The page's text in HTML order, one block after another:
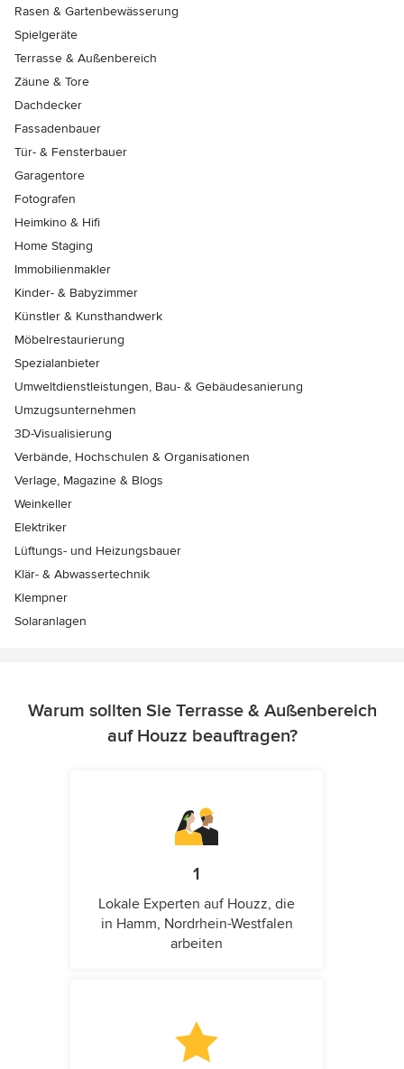
Rasen & Gartenbewässerung
Spielgeräte
Terrasse & Außenbereich
Zäune & Tore
Dachdecker
Fassadenbauer
Tür- & Fensterbauer
Garagentore
Fotografen
Heimkino & Hifi
Home Staging
Immobilienmakler
Kinder- & Babyzimmer
Künstler & Kunsthandwerk
Möbelrestaurierung
Spezialanbieter
Umweltdienstleistungen, Bau- & Gebäudesanierung
Umzugsunternehmen
3D-Visualisierung
Verbände, Hochschulen & Organisationen
Verlage, Magazine & Blogs
Weinkeller
Elektriker
Lüftungs- und Heizungsbauer
Klär- & Abwassertechnik
Klempner
Solaranlagen
Warum sollten Sie Terrasse & Außenbereich
auf Houzz beauftragen?
1
Lokale Experten auf Houzz, die
in Hamm, Nordrhein-Westfalen
arbeiten